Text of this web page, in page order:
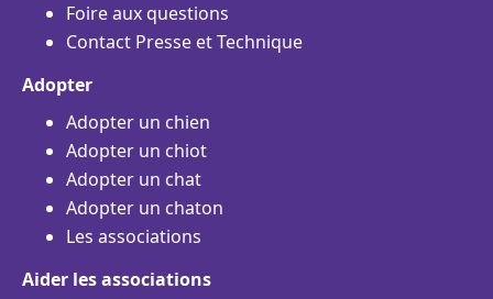
Foire aux questions
Contact Presse et Technique
Adopter
Adopter un chien
Adopter un chiot
Adopter un chat
Adopter un chaton
Les associations
Aider les associations